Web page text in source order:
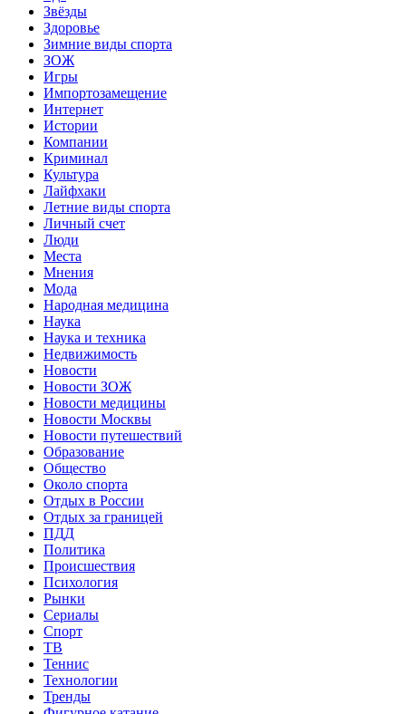
Звёзды
Здоровье
Зимние виды спорта
ЗОЖ
Игры
Импортозамещение
Интернет
Истории
Компании
Криминал
Культура
Лайфхаки
Летние виды спорта
Личный счет
Люди
Места
Мнения
Мода
Народная медицина
Наука
Наука и техника
Недвижимость
Новости
Новости ЗОЖ
Новости медицины
Новости Москвы
Новости путешествий
Образование
Общество
Около спорта
Отдых в России
Отдых за границей
ПДД
Политика
Происшествия
Психология
Рынки
Сериалы
Спорт
ТВ
Теннис
Технологии
Тренды